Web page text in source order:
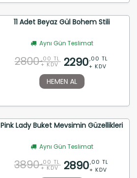
11 Adet Beyaz Gül Bohem Stili
Aynı Gün Teslimat
2800 ,00 TL
+ KDV 2290,00 TL
+ KDV
HEMEN AL
Pink Lady Buket Mevsimin Güzellikleri
Aynı Gün Teslimat
3890 ,00 TL
+ KDV 2890,00 TL
+ KDV